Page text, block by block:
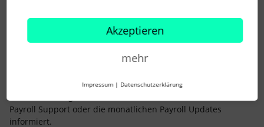
Zeitraum Januar bis Dezember angeben und dann die
Gefahrtarifstelle. Wann wird es so sein, dass ihr das
automatisch übernehmt?
Aktuell kann ich dir leider noch keine konkrete Auskunft dazu
wird. Soweit mir bekannt ist, befindet es sich derzeit noch in
Payroll Support oder die monatlichen Payroll Updates
informiert.
Akzeptieren
mehr
Impressum | Datenschutzerklärung